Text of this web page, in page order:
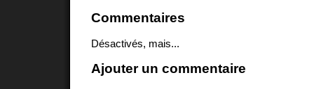
Commentaires
Désactivés, mais...
Ajouter un commentaire